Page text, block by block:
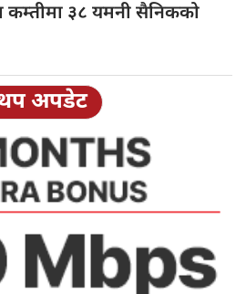
कम्तीमा ३८ यमनी सैनिकको
अपडेट